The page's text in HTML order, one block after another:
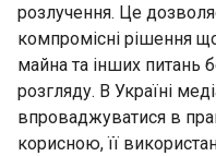
розлучення. Це
компромісні рішення
майна та інших питань
розгляду. В Україні
впроваджуватися в
корисною, її